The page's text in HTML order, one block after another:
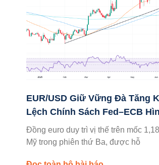
EUR/USD Giữ Vững Đà Tăng
Lệch Chính Sách Fed–ECB
Đồng euro duy trì vị thế trên mốc
Mỹ trong phiên thứ Ba, được hỗ